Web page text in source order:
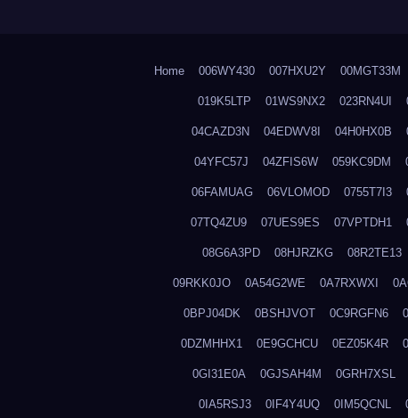
Home 006WY430 007HXU2Y 00MGT33M
019K5LTP 01WS9NX2 023RN4UI
04CAZD3N 04EDWV8I 04H0HX0B
04YFC57J 04ZFIS6W 059KC9DM
06FAMUAG 06VLOMOD 0755T7I3
07TQ4ZU9 07UES9ES 07VPTDH1
08G6A3PD 08HJRZKG 08R2TE13
09RKK0JO 0A54G2WE 0A7RXWXI
0BPJ04DK 0BSHJVOT 0C9RGFN6
0DZMHHX1 0E9GCHCU 0EZ05K4R
0GI31E0A 0GJSAH4M 0GRH7XSL
0IA5RSJ3 0IF4Y4UQ 0IM5QCNL